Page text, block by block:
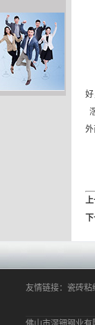
好
外
上
友情链接： 瓷砖粘